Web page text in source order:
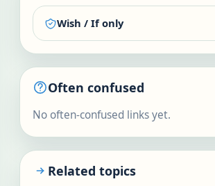
Wish / If only
Often confused
No often-confused links yet.
Related topics